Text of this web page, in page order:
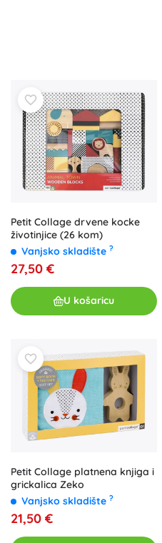
Petit Collage drvene kocke
životinjice (26 kom)
Vanjsko skladište ?
27,50 €
U košaricu
Petit Collage platnena knjiga i
grickalica Zeko
Vanjsko skladište ?
21,50 €